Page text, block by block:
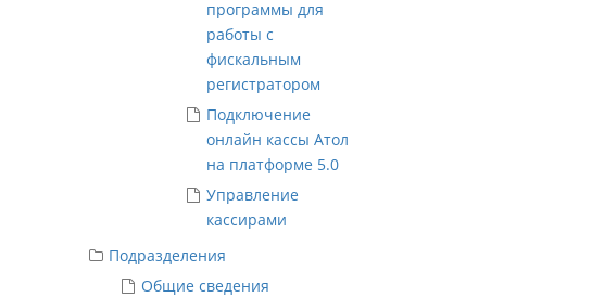
программы для
работы с
фискальным
регистратором
Подключение
онлайн кассы Атол
на платформе 5.0
Управление
кассирами
Подразделения
Общие сведения